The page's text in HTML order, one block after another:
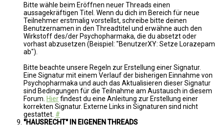
Bitte wähle beim Eröffnen neuer Threads einen
aussagekräftigen Titel. Wenn du dich im Bereich für neue
Teilnehmer erstmalig vorstellst, schreibe bitte deinen
Benutzernamen in den Threadtitel und erwähne auch den
Wirkstoff des/der Psychopharmaka, die du absetzt oder
vorhast abzusetzen (Beispiel: "BenutzerXY: Setze Lorazepam
ab").
Bitte beachte unsere Regeln zur Erstellung einer Signatur.
Eine Signatur mit einem Verlauf der bisherigen Einnahme von
Psychopharmaka und auch das Aktualisieren dieser Signatur
sind Bedingungen für die Teilnahme am Austausch in diesem
Forum. Hierfindest du eine Anleitung zur Erstellung einer
korrekten Signatur. Externe Links in Signaturen sind nicht
gestattet. #
"HAUSRECHT" IN EIGENEN THREADS